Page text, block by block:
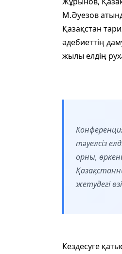
М.Әуезов
Қазақстан
әдебиеттің
жылы елдің
тәуелсіз
орны,
жетудегі
Кездесуге